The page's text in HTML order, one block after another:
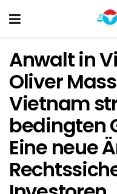
Anwalt in
Oliver
Vietnam
bedingten
Eine neue